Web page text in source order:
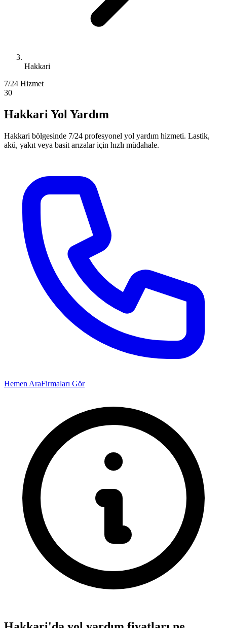
Hakkari
7/24 Hizmet
30
Hakkari Yol Yardım
Hakkari bölgesinde 7/24 profesyonel yol yardım hizmeti. Lastik,
akü, yakıt veya basit arızalar için hızlı müdahale.
Hemen AraFirmaları Gör